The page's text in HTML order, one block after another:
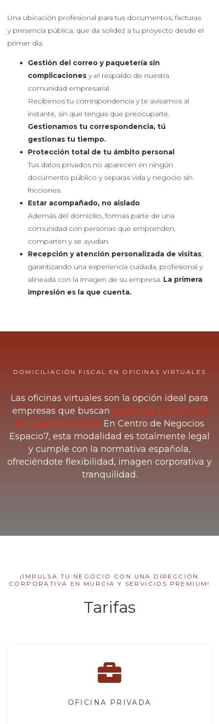
Una ubicación profesional para tus documentos, facturas
y presencia pública, que da solidez a tu proyecto desde el
primer día.
Gestión del correo y paquetería sin
complicaciones y el respaldo de nuestra
comunidad empresarial.
Recibimos tu correspondencia y te avisamos al
instante, sin que tengas que preocuparte.
Gestionamos tu correspondencia, tú
gestionas tu tiempo.
Protección total de tu ámbito personal
Tus datos privados no aparecen en ningún
documento público y separas vida y negocio sin
fricciones.
Estar acompañado, no aislado
Además del domicilio, formas parte de una
comunidad con personas que emprenden,
comparten y se ayudan.
Recepción y atención personalizada de visitas,
garantizando una experiencia cuidada, profesional y
alineada con la imagen de su empresa. La primera
impresión es la que cuenta.
DOMICILIACIÓN FISCAL EN OFICINAS VIRTUALES
Las oficinas virtuales son la opción ideal para
empresas que buscan presencia profesional
sin costes elevados. En Centro de Negocios
Espacio7, esta modalidad es totalmente legal
y cumple con la normativa española,
ofreciéndote flexibilidad, imagen corporativa y
tranquilidad.
¡IMPULSA TU NEGOCIO CON UNA DIRECCIÓN
CORPORATIVA EN MURCIA Y SERVICIOS PREMIUM!
Tarifas
OFICINA PRIVADA